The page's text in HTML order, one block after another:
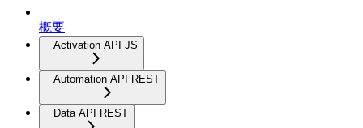
概要
Activation API JS
Automation API REST
Data API REST